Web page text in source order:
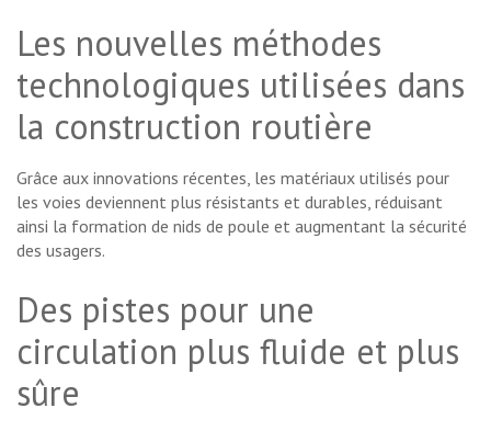
Les nouvelles méthodes
technologiques utilisées dans
la construction routière
Grâce aux innovations récentes, les matériaux utilisés pour
les voies deviennent plus résistants et durables, réduisant
ainsi la formation de nids de poule et augmentant la sécurité
des usagers.
Des pistes pour une
circulation plus fluide et plus
sûre